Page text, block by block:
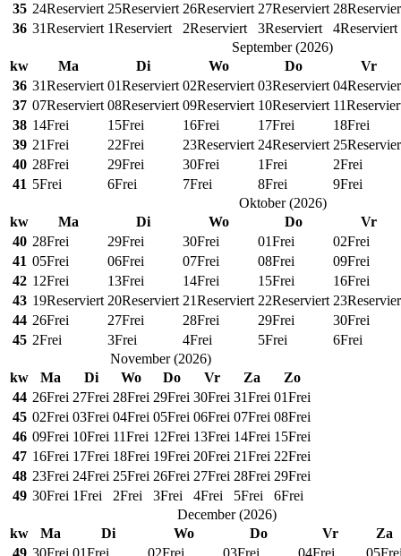
35 24Reserviert 25Reserviert 26Reserviert 27Reserviert 28
36 31Reserviert 1Reserviert 2Reserviert 3Reserviert 4Reserviert
September(2026)
kw
Ma Di Wo Do
Vr
36 31Reserviert 01Reserviert 02Reserviert 03Reserviert 04
37 07Reserviert 08Reserviert 09Reserviert 10Reserviert 11
38 14Frei 15Frei 16Frei 17Frei 18Frei
39 21Frei 22Frei 23Reserviert 24Reserviert 25
40 28Frei 29Frei 30Frei 1Frei 2Frei
41 5Frei 6Frei 7Frei 8Frei 9Frei
Oktober(2026)
kw
Ma Di Wo Do
Vr
40 28Frei 29Frei 30Frei 01Frei 02Frei
41 05Frei 06Frei 07Frei 08Frei 09Frei
42 12Frei 13Frei 14Frei 15Frei 16Frei
43 19Reserviert 20Reserviert 21Reserviert 22Reserviert 23
44 26Frei 27Frei 28Frei 29Frei 30Frei
45 2Frei 3Frei 4Frei 5Frei 6Frei
November(2026)
kw
Ma Di Wo Do Vr Za
Zo
44 26Frei 27Frei 28Frei 29Frei 30Frei 31Frei 01Frei
45 02Frei 03Frei 04Frei 05Frei 06Frei 07Frei 08Frei
46 09Frei 10Frei 11Frei 12Frei 13Frei 14Frei 15Frei
47 16Frei 17Frei 18Frei 19Frei 20Frei 21Frei 22Frei
48 23Frei 24Frei 25Frei 26Frei 27Frei 28Frei 29Frei
49 30Frei 1Frei 2Frei 3Frei 4Frei 5Frei 6Frei
December(2026)
kw
Ma Di Wo Do Vr
Za